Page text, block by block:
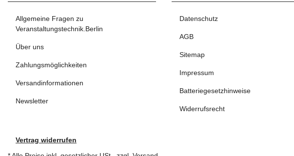
Allgemeine Fragen zu
Veranstaltungstechnik.Berlin
Über uns
Zahlungsmöglichkeiten
Versandinformationen
Newsletter
Datenschutz
AGB
Sitemap
Impressum
Batteriegesetzhinweise
Widerrufsrecht
Vertrag widerrufen